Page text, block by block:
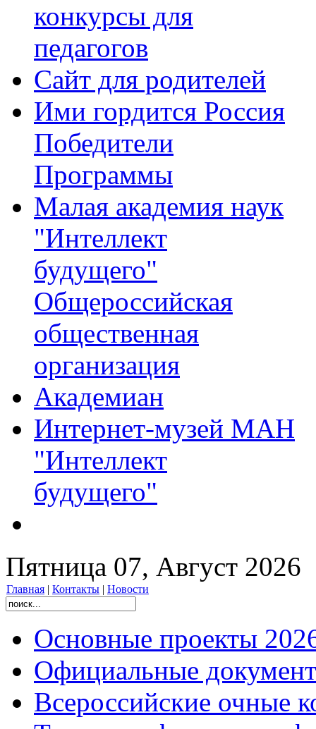
конкурсы для
педагогов
Сайт для родителей
Ими гордится Россия
Победители
Программы
Малая академия наук
"Интеллект
будущего"
Общероссийская
общественная
организация
Академиан
Интернет-музей МАН
"Интеллект
будущего"
Пятница 07, Август 2026
Главная | Контакты | Новости
Основные проекты
Официальные
Всероссийские очные